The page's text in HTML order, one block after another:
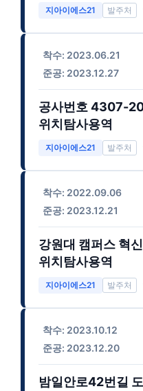
지아이에스21
착수: 2023.06.21
준공: 2023.12.27
공사번호 4307-
위치탐사용역
지아이에스21
착수: 2022.09.06
준공: 2023.12.21
강원대 캠퍼스 혁
위치탐사용역
지아이에스21
착수: 2023.10.12
준공: 2023.12.20
밤일안로42번길